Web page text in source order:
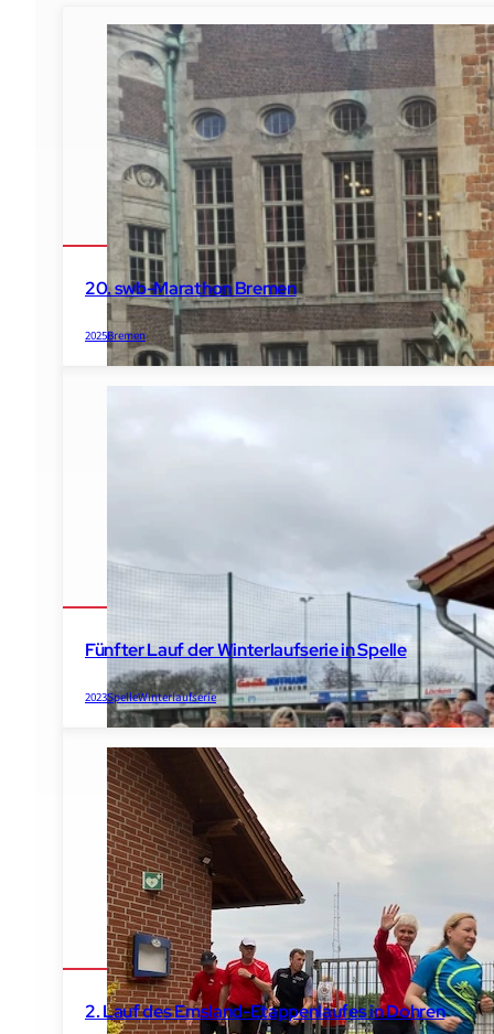
Hannover
20. swb-Marathon Bremen
2025Bremen
Fünfter Lauf der Winterlaufserie in Spelle
2023SpelleWinterlaufserie
2. Lauf des Emsland-Etappenlaufes in Dohren